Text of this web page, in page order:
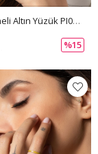
Octave Mineli Altın Yüzük PI0239
%15